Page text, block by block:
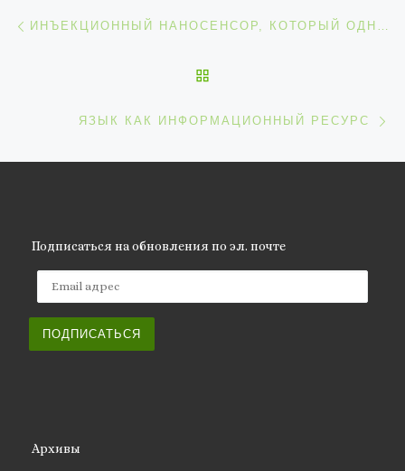
Навигация по записям
ИНЪЕКЦИОННЫЙ НАНОСЕНСОР, КОТОРЫЙ ОДНАЖДЫ ПРОЧИТАЕТ ВАШИ МЫСЛИ
ЯЗЫК КАК ИНФОРМАЦИОННЫЙ РЕСУРС
Подписаться на обновления по эл. почте
ПОДПИСАТЬСЯ
Архивы